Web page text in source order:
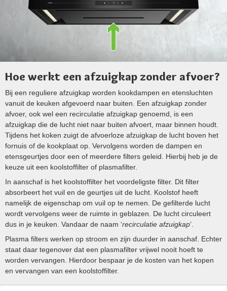
Hoe werkt een afzuigkap zonder afvoer?
Bij een reguliere afzuigkap worden kookdampen en etensluchten
vanuit de keuken afgevoerd naar buiten. Een afzuigkap zonder
afvoer, ook wel een recirculatie afzuigkap genoemd, is een
afzuigkap die de lucht niet naar buiten afvoert, maar binnen houdt.
Tijdens het koken zuigt de afvoerloze afzuigkap de lucht boven het
fornuis of de kookplaat op. Vervolgens worden de dampen en
etensgeurtjes door een of meerdere filters geleid. Hierbij heb je de
keuze uit een koolstoffilter of plasmafilter.
In aanschaf is het koolstoffilter het voordeligste filter. Dit filter
absorbeert het vuil en de geurtjes uit de lucht. Koolstof heeft
namelijk de eigenschap om vuil op te nemen. De gefilterde lucht
wordt vervolgens weer de ruimte in geblazen. De lucht circuleert
dus in je keuken. Vandaar de naam ‘recirculatie afzuigkap’.
Plasma filters werken op stroom en zijn duurder in aanschaf. Echter
staat daar tegenover dat een plasmafilter vrijwel nooit hoeft te
worden vervangen. Hierdoor bespaar je de kosten van het kopen
en vervangen van een koolstoffilter.